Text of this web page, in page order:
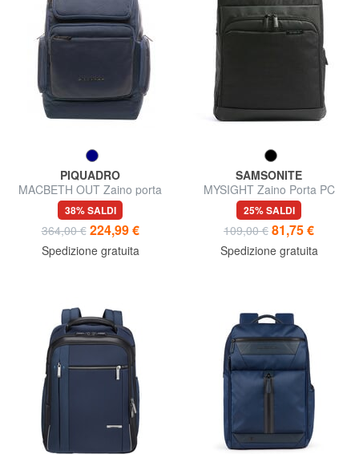
PIQUADRO
MACBETH OUT Zaino porta
PC 15", Special Edition
38% SALDI
364,00 € 224,99 €
Spedizione gratuita
SAMSONITE
MYSIGHT Zaino Porta PC
17,3"
25% SALDI
109,00 € 81,75 €
Spedizione gratuita